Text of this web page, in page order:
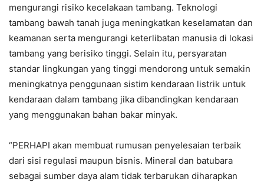
mengurangi risiko kecelakaan tambang. Teknologi
tambang bawah tanah juga meningkatkan keselamatan dan
keamanan serta mengurangi keterlibatan manusia di lokasi
tambang yang berisiko tinggi. Selain itu, persyaratan
standar lingkungan yang tinggi mendorong untuk semakin
meningkatnya penggunaan sistim kendaraan listrik untuk
kendaraan dalam tambang jika dibandingkan kendaraan
yang menggunakan bahan bakar minyak.
“PERHAPI akan membuat rumusan penyelesaian terbaik
dari sisi regulasi maupun bisnis. Mineral dan batubara
sebagai sumber daya alam tidak terbarukan diharapkan